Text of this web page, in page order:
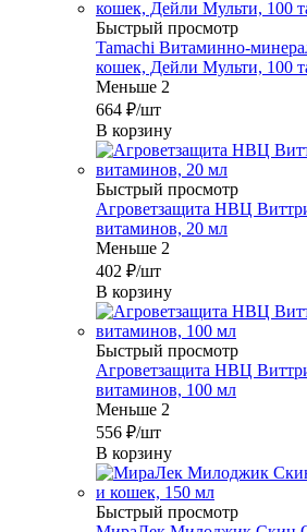
Быстрый просмотр
Tamachi Витаминно-
кошек, Дейли Мульти, 100
Меньше 2
664 ₽/шт
В корзину
Быстрый просмотр
Агроветзащита НВЦ
витаминов, 20 мл
Меньше 2
402 ₽/шт
В корзину
Быстрый просмотр
Агроветзащита НВЦ
витаминов, 100 мл
Меньше 2
556 ₽/шт
В корзину
Быстрый просмотр